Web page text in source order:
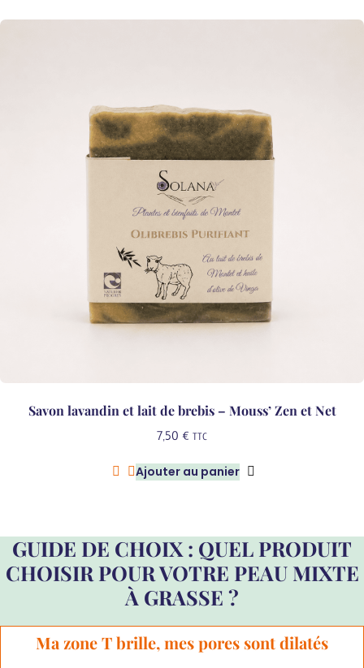
options
peuvent
être
choisies
sur
la
page
du
produit
Savon lavandin et lait de brebis – Mouss’ Zen et Net
7,50 € TTC
Ajouter au panier
GUIDE DE CHOIX : QUEL PRODUIT
CHOISIR POUR VOTRE PEAU MIXTE
À GRASSE ?
Ma zone T brille, mes pores sont dilatés